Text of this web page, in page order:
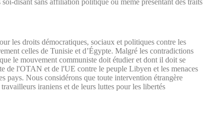
disant sans affiliation politique ou même présentant des traits
les droits démocratiques, sociaux et politiques contre les
celles de Tunisie et d’Égypte. Malgré les contradictions
le mouvement communiste doit étudier et dont il doit se
de l'OTAN et de l'UE contre le peuple Libyen et les menaces
pays. Nous considérons que toute intervention étrangère
iraniens et de leurs luttes pour les libertés